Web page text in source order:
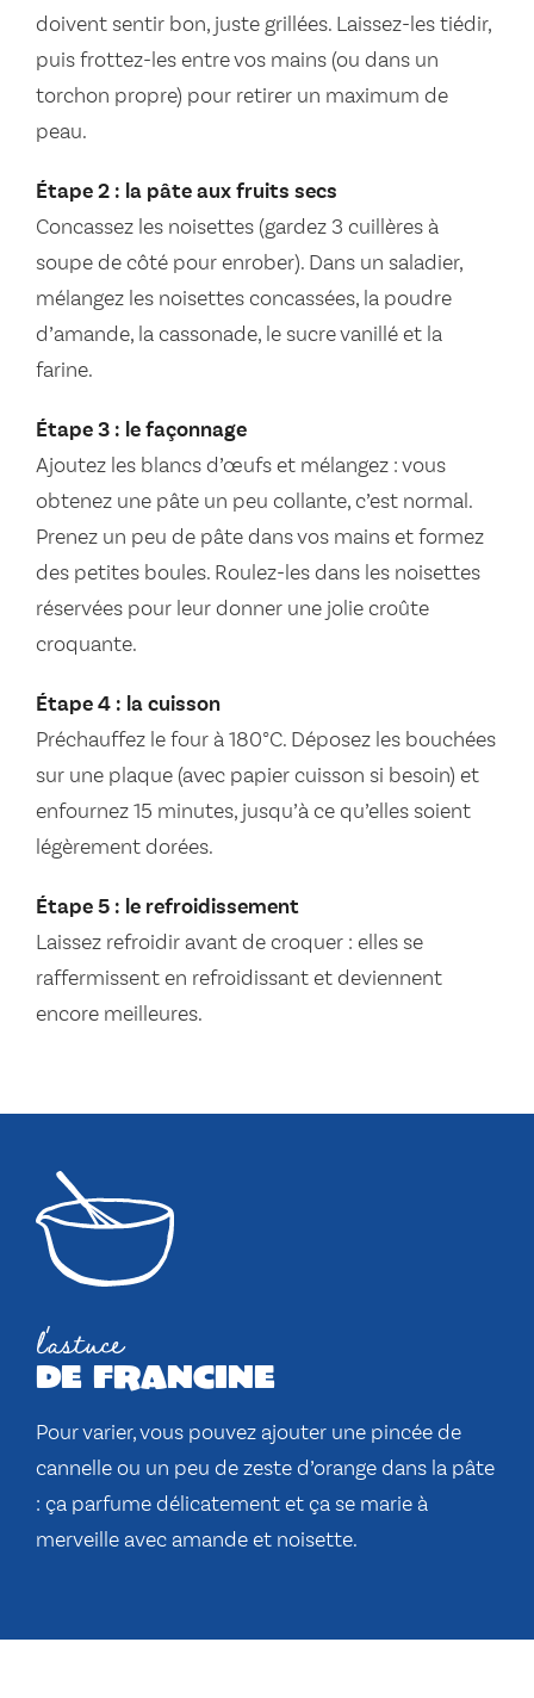
doivent sentir bon, juste grillées. Laissez-les tiédir,
puis frottez-les entre vos mains (ou dans un
torchon propre) pour retirer un maximum de
peau.
Étape 2 : la pâte aux fruits secs
Concassez les noisettes (gardez 3 cuillères à
soupe de côté pour enrober). Dans un saladier,
mélangez les noisettes concassées, la poudre
d’amande, la cassonade, le sucre vanillé et la
farine.
Étape 3 : le façonnage
Ajoutez les blancs d’œufs et mélangez : vous
obtenez une pâte un peu collante, c’est normal.
Prenez un peu de pâte dans vos mains et formez
des petites boules. Roulez-les dans les noisettes
réservées pour leur donner une jolie croûte
croquante.
Étape 4 : la cuisson
Préchauffez le four à 180°C. Déposez les bouchées
sur une plaque (avec papier cuisson si besoin) et
enfournez 15 minutes, jusqu’à ce qu’elles soient
légèrement dorées.
Étape 5 : le refroidissement
Laissez refroidir avant de croquer : elles se
raffermissent en refroidissant et deviennent
encore meilleures.
l'astuce
de francine
Pour varier, vous pouvez ajouter une pincée de
cannelle ou un peu de zeste d’orange dans la pâte
: ça parfume délicatement et ça se marie à
merveille avec amande et noisette.